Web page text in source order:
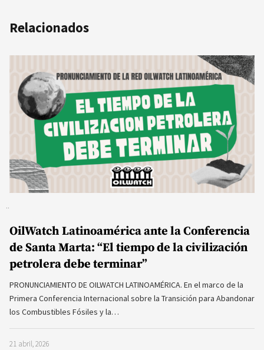
Relacionados
OilWatch Latinoamérica ante la Conferencia
de Santa Marta: “El tiempo de la civilización
petrolera debe terminar”
PRONUNCIAMIENTO DE OILWATCH LATINOAMÉRICA. En el marco de la
Primera Conferencia Internacional sobre la Transición para Abandonar
los Combustibles Fósiles y la…
21 abril, 2026